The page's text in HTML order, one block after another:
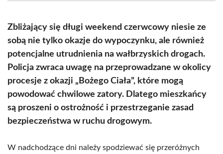
Zbliżający się długi weekend czerwcowy niesie ze
sobą nie tylko okazje do wypoczynku, ale również
potencjalne utrudnienia na wałbrzyskich drogach.
Policja zwraca uwagę na przeprowadzane w okolicy
procesje z okazji „Bożego Ciała”, które mogą
powodować chwilowe zatory. Dlatego mieszkańcy
są proszeni o ostrożność i przestrzeganie zasad
bezpieczeństwa w ruchu drogowym.
W nadchodzące dni należy spodziewać się przeróżnych